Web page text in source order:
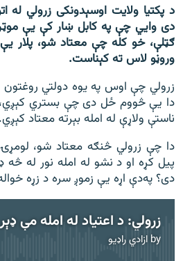
راسره ملګري شئ
د پکتیا ولایت اوسېدونکی زرولي له
دی وايي چې په کابل ښار کې يې
ګټلې، خو کله چې معتاد شو، پلار
وروڼو لاس ته کېناست.
زرولي چې اوس په یوه دولتي
دا یې څووم ځل دی چې بستري کېږي،
ناستې ولاړې له امله بېرته معتاد کېږي.
دا چې زرولي څنګه معتاد شو،
پیل کړه او د نشو له امله نور له
دی؟ په‌دې اړه یې زموږ سره د زړه
by ازادي راډیو
currently available